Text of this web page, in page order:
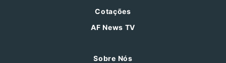
Cotações
AF News TV
Sobre Nós